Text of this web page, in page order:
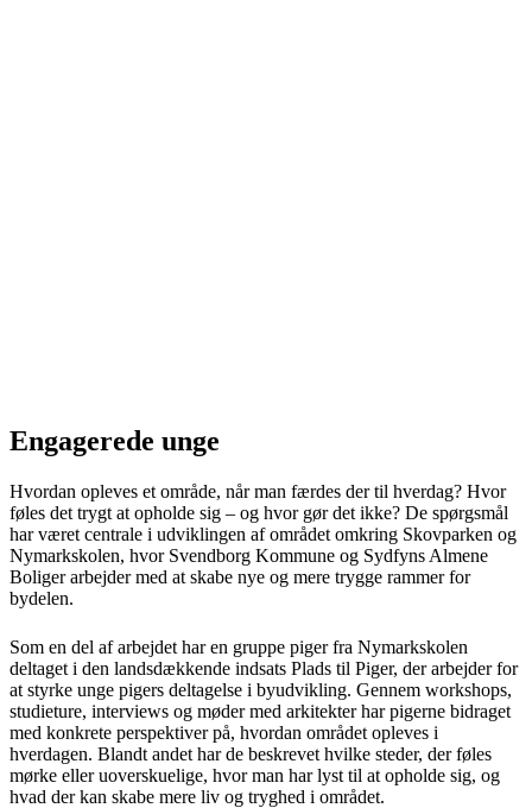
Engagerede unge
Hvordan opleves et område, når man færdes der til hverdag? Hvor
føles det trygt at opholde sig – og hvor gør det ikke? De spørgsmål
har været centrale i udviklingen af området omkring Skovparken og
Nymarkskolen, hvor Svendborg Kommune og Sydfyns Almene
Boliger arbejder med at skabe nye og mere trygge rammer for
bydelen.
Som en del af arbejdet har en gruppe piger fra Nymarkskolen
deltaget i den landsdækkende indsats Plads til Piger, der arbejder for
at styrke unge pigers deltagelse i byudvikling. Gennem workshops,
studieture, interviews og møder med arkitekter har pigerne bidraget
med konkrete perspektiver på, hvordan området opleves i
hverdagen. Blandt andet har de beskrevet hvilke steder, der føles
mørke eller uoverskuelige, hvor man har lyst til at opholde sig, og
hvad der kan skabe mere liv og tryghed i området.